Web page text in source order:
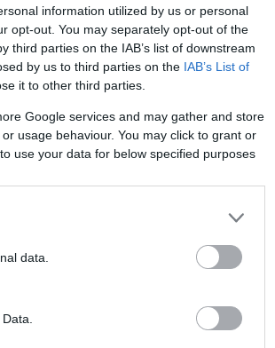
information utilized by us or personal
opt-out. You may separately opt-out of the
third parties on the IAB’s list of downstream
by us to third parties on the IAB’s List of
it to other third parties.
Google services and may gather and store
usage behaviour. You may click to grant or
use your data for below specified purposes
data.
Βενιζέλου, λίγο μετά τον